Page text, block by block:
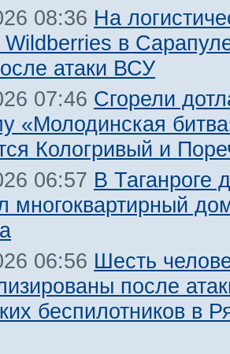
08:36 На
Wildberries в
атаки ВСУ
07:46 Сгорели
«Молодинская
Кологривый и
06:57 В Таганроге
многоквартирный
06:56 Шесть
после
беспилотников в